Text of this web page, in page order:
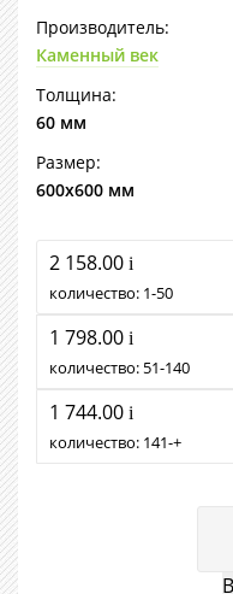
Производитель:
Каменный век
Толщина:
60 мм
Размер:
600х600 мм
2 158.00 i
количество: 1 50
1 798.00 i
количество: 51 140
1 744.00 i
количество: 141 +